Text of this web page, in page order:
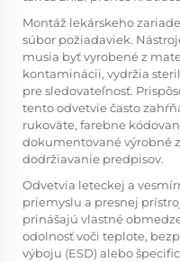
Montáž lekárskeho
súbor požiadaviek.
musia byť vyrobené z
kontaminácii, vydržia
pre sledovateľnosť.
tento odvetvie často
rukoväte, farebne
dokumentované výrobné
dodržiavanie predpisov.
Odvetvia leteckej a
priemyslu a presnej
prinášajú vlastné
odolnosť voči teplote,
výboju (ESD) alebo